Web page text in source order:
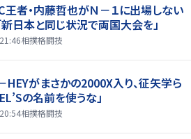
王者・内藤哲也がＮ－１に出場しない
日本と同じ状況で両国大会を」
相撲格闘技
－HEYがまさかの2000X入り、征矢学ら
の名前を使うな」
相撲格闘技